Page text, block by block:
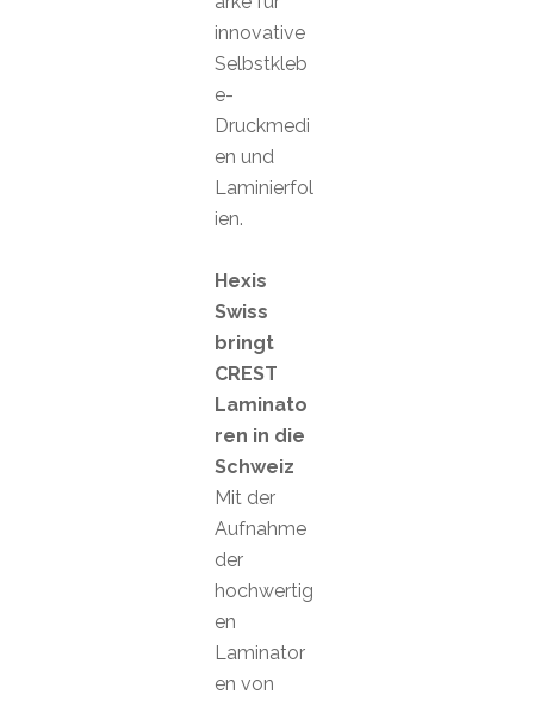
innovative
Selbstkleb
e-
Druckmedi
en und
Laminierfol
ien.
Hexis
Swiss
bringt
CREST
Laminato
ren in die
Schweiz
Mit der
Aufnahme
der
hochwertig
en
Laminator
en von